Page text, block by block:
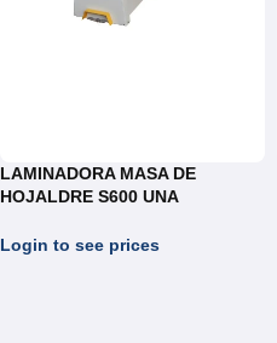
LAMINADORA MASA DE
HOJALDRE S600 UNA
Login to see prices